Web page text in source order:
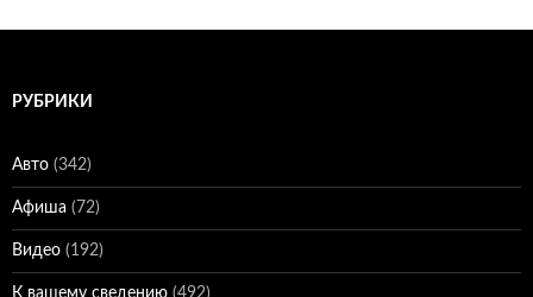
РУБРИКИ
Авто (342)
Афиша (72)
Видео (192)